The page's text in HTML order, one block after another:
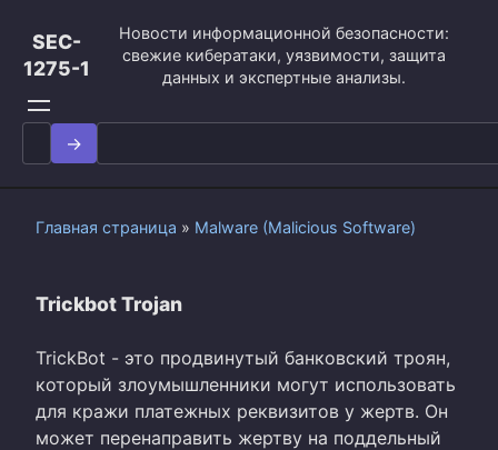
контенту
SEC-
1275-1
Новости информационной безопасности:
свежие кибератаки, уязвимости, защита
данных и экспертные анализы.
Search
for:
Главная страница » Malware (Malicious Software)
Trickbot Trojan
TrickBot - это продвинутый банковский троян,
который злоумышленники могут использовать
для кражи платежных реквизитов у жертв. Он
может перенаправить жертву на поддельный